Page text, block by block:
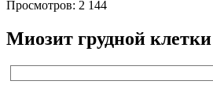
Просмотров: 2 144
Миозит грудной клетки